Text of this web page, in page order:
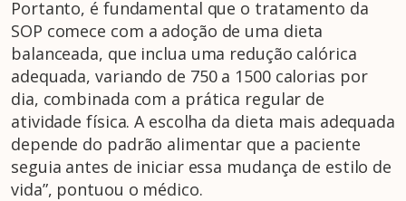
Portanto, é fundamental que o tratamento da
SOP comece com a adoção de uma dieta
balanceada, que inclua uma redução calórica
adequada, variando de 750 a 1500 calorias por
dia, combinada com a prática regular de
atividade física. A escolha da dieta mais adequada
depende do padrão alimentar que a paciente
seguia antes de iniciar essa mudança de estilo de
vida”, pontuou o médico.